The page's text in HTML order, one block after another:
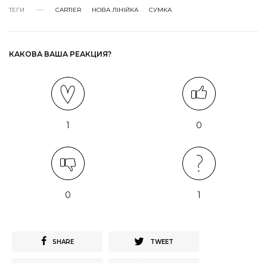
ТЕГИ CARTIER НОВА ЛІНІЙКА СУМКА
КАКОВА ВАША РЕАКЦИЯ?
1 0
0 1
SHARE TWEET